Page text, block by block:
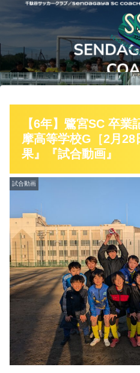
【6年】鷺宮SC 卒業
摩高等学校G［2月
果』『試合動画』
試合動画